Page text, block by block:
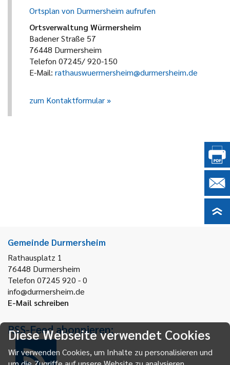
Ortsplan von Durmersheim aufrufen
Ortsverwaltung Würmersheim
Badener Straße 57
76448 Durmersheim
Telefon 07245/ 920-150
E-Mail: rathauswuermersheim@durmersheim.de
zum Kontaktformular
Gemeinde Durmersheim
Rathausplatz 1
76448 Durmersheim
Telefon 07245 920 - 0
info@durmersheim.de
E-Mail schreiben
RSS-Feed abonnieren:
Diese Webseite verwendet Cookies
Wir verwenden Cookies, um Inhalte zu personalisieren und